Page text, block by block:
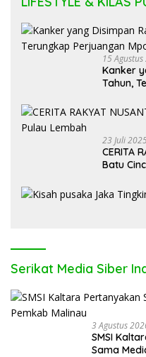
15
Kanker
Tahun,
23 Juli
CERITA
Batu
Serikat Media Siber
3 Agustus
SMSI
Sama